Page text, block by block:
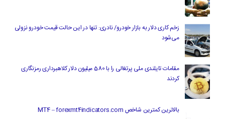
زخم کاری دلار به بازار خودرو/ نادری: تنها در این حالت قیمت خودرو نزولی
می‌شود
مقامات تایلندی ملی پرتغالی را با 580 میلیون دلار کلاهبرداری رمزنگاری
کردند
بالاترین کمترین شاخص MT4 – forexmt4indicators.com